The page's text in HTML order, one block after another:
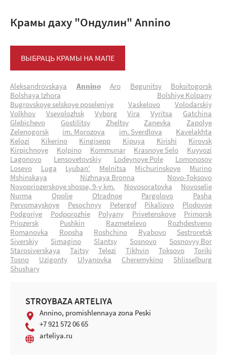
Крамы даху "Ондулин" Annino
ВЫБРАЦЬ КРАМЫ НА МАПЕ
Aleksandrovskaya Annino Aro Begunitsy
Boksitogorsk
Bolshaya Izhora
Bolshiye Kolpany
Bugrovskoye selskoye poseleniye
Vaskelovo
Volodarskiy
Volkhov
Vsevolozhsk Vyborg Vira Vyritsa
Gatchina
Glebichevo
Gostilitsy Zheltsy Zanevka
Zapolye
Zelenogorsk
im. Morozova im. Sverdlova
Kavelakhta
Kelozi
Kikerino Kingisepp Kipuya Kirishi
Kirovsk
Kirpichnoye
Kolpino Kommunar Krasnoye Selo
Kuyvozi
Lagonovo
Lensovetovskiy Lodeynoye Pole
Lomonosov
Losevo
Luga Lyuban' Melnitsa Michurinskoye
Murino
Mshinskaya
Nizhnaya Bronna
Novo-Toksovo
Novopriozerskoye shosse, 9-y km.
Novosoratovka
Novoselie
Nurma
Opolie Otradnoe Pargolovo
Pasha
Pervomayskoye
Pesochnyy Petergof Pikaliovo
Plodovoe
Podgoriye
Podporozhie Polyany Privetenskoye
Primorsk
Priozersk
Pushkin Razmetelevo
Rozhdestveno
Romanovka
Ropsha Roshchino Ryabovo
Sestroretsk
Siverskiy
Simagino Slantsy Sosnovo
Sosnovyy Bor
Starosiverskaya
Taitsy Telezi Tikhvin Toksovo
Toriki
Tosno
Uzigonty Ulyanovka Cheremykino
Shlisselburg
Shushary
STROYBAZA ARTELIYA
Annino, promishlennaya zona Peski
+7 921 572 06 65
arteliya.ru